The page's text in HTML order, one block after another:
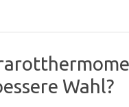
Wahl?